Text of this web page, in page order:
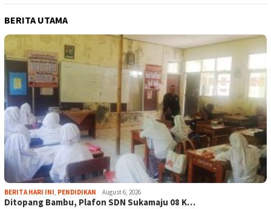
BERITA UTAMA
BERITA HARI INI, PENDIDIKAN August 6, 2026
Ditopang Bambu, Plafon SDN Sukamaju 08 K…